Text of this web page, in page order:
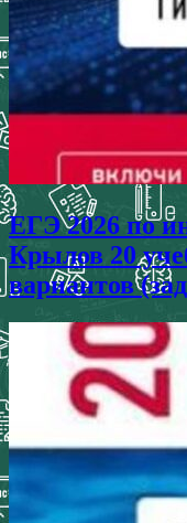
ЕГЭ 2026 по
Крылов 20
вариантов